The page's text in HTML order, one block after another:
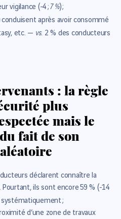
vigilance (-4 ; 7 %) ;
conduisent après avoir consommé
etc. — vs. 2 % des conducteurs
: la règle
plus
mais le
fait de son
déclarent connaître la
Pourtant, ils sont encore59 % (-14
systématiquement ;
d’une zone de travaux